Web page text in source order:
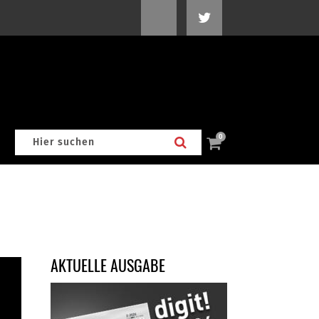
0
AKTUELLE AUSGABE